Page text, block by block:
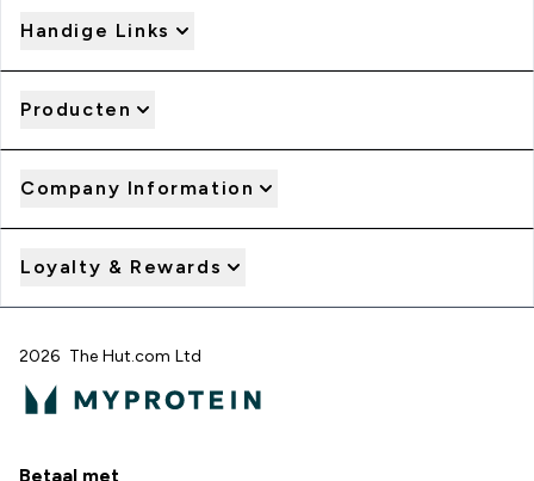
Handige Links
Producten
Company Information
Loyalty & Rewards
2026 The Hut.com Ltd
Betaal met